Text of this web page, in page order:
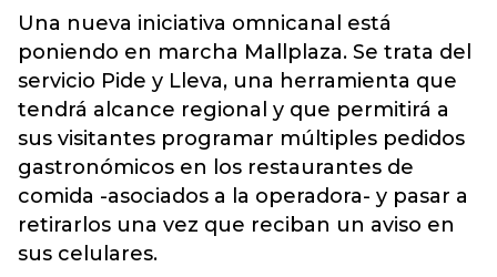
Una nueva iniciativa omnicanal está
poniendo en marcha Mallplaza. Se trata del
servicio Pide y Lleva, una herramienta que
tendrá alcance regional y que permitirá a
sus visitantes programar múltiples pedidos
gastronómicos en los restaurantes de
comida -asociados a la operadora- y pasar a
retirarlos una vez que reciban un aviso en
sus celulares.